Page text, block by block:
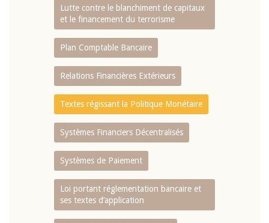
Lutte contre le blanchiment de capitaux
et le financement du terrorisme
Plan Comptable Bancaire
Relations Financières Extérieurs
Textes régissant la Politique Monétaire
Systèmes Financiers Décentralisés
Systèmes de Paiement
Loi portant réglementation bancaire et
ses textes d’application